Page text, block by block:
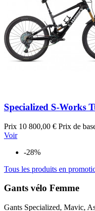
Specialized S-Works
Prix 10 800,00 € Prix de
Voir
-28%
Tous les produits en
Gants vélo Femme
Gants Specialized, Mavic,